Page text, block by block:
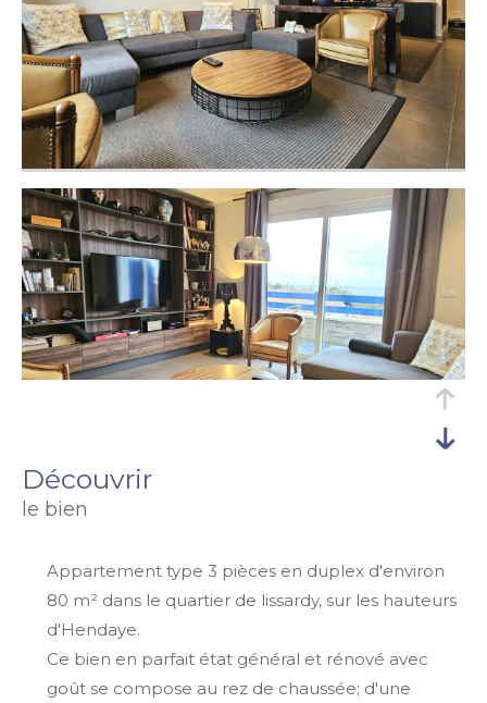
découvrir
le bien
Appartement type 3 pièces en duplex d'environ
80 m² dans le quartier de lissardy, sur les hauteurs
d'Hendaye.
Ce bien en parfait état général et rénové avec
goût se compose au rez de chaussée; d'une